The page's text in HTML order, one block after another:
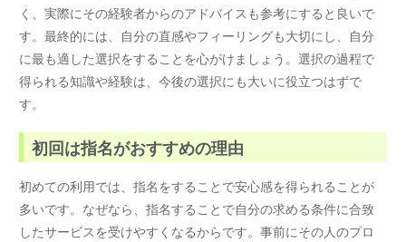
く、実際にその経験者からのアドバイスも参考にすると良いで
す。最終的には、自分の直感やフィーリングも大切にし、自分
に最も適した選択をすることを心がけましょう。選択の過程で
得られる知識や経験は、今後の選択にも大いに役立つはずで
す。
初回は指名がおすすめの理由
初めての利用では、指名をすることで安心感を得られることが
多いです。なぜなら、指名することで自分の求める条件に合致
したサービスを受けやすくなるからです。事前にその人のプロ